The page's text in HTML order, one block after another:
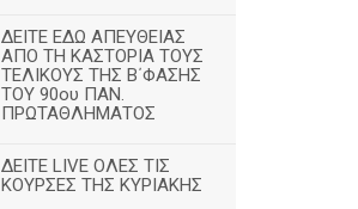
ΔΕΙΤΕ ΕΔΩ ΑΠΕΥΘΕΙΑΣ
ΑΠΟ ΤΗ ΚΑΣΤΟΡΙΑ ΤΟΥΣ
ΤΕΛΙΚΟΥΣ ΤΗΣ Β΄ΦΑΣΗΣ
ΤΟΥ 90ου ΠΑΝ.
ΠΡΩΤΑΘΛΗΜΑΤΟΣ
ΔΕΙΤΕ LIVE ΟΛΕΣ ΤΙΣ
ΚΟΥΡΣΕΣ ΤΗΣ ΚΥΡΙΑΚΗΣ